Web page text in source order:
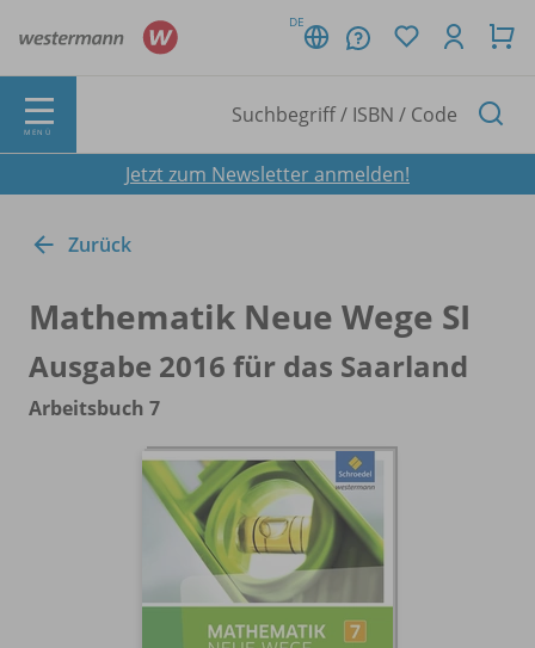
DE
MENÜ
Jetzt zum Newsletter anmelden!
Zurück
Mathematik Neue Wege SI
Ausgabe 2016 für das Saarland
Arbeitsbuch 7